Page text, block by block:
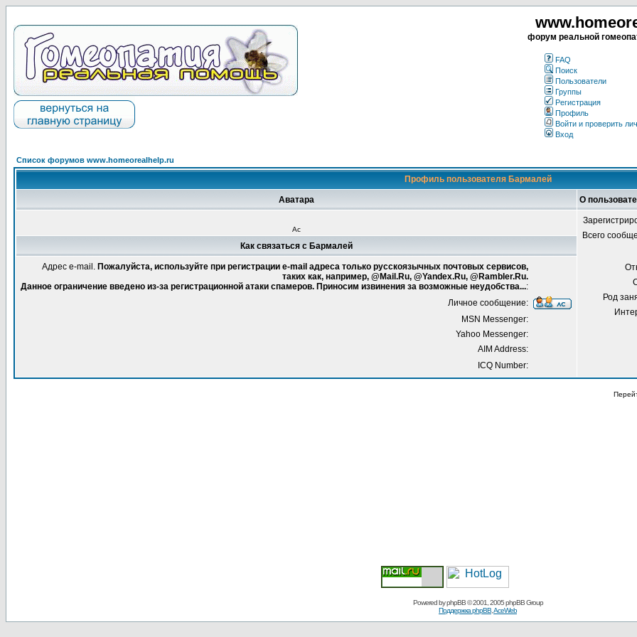
форум реальной
FAQ
Поиск
Пользователи
Группы
Регистрация
Профиль
Войти и проверить
Вход
Список форумов www.homeorealhelp.ru
Профиль пользователя Бармалей
Аватара О
Ас
Всего
Род
Как связаться с Бармалей
Адрес e-mail. Пожалуйста, используйте при регистрации e-mail адреса только русскоязычных почтовых сервисов,
таких как, например, @Mail.Ru, @Yandex.Ru, @Rambler.Ru.
Данное ограничение введено из-за регистрационной атаки спамеров. Приносим извинения за возможные неудобства...:
Личное сообщение:
MSN Messenger:
Yahoo Messenger:
AIM Address:
ICQ Number:
Powered byphpBB© 2001, 2005 phpBB Group
Поддержка phpBB AceWeb